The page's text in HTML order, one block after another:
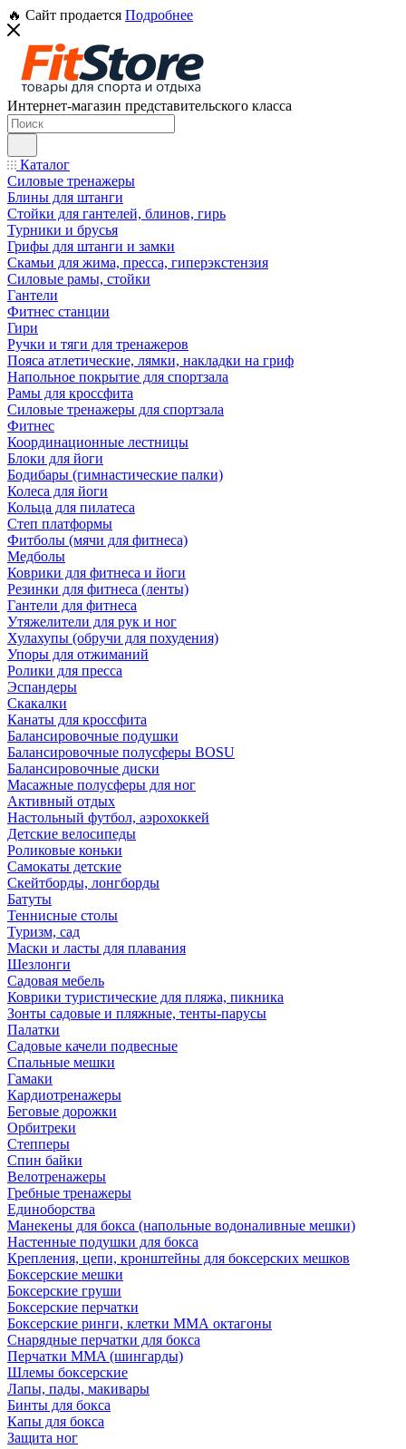
🔥 Сайт продается Подробнее
Интернет-магазин представительского класса
Каталог
Силовые тренажеры
Блины для штанги
Стойки для гантелей, блинов, гирь
Турники и брусья
Грифы для штанги и замки
Скамьи для жима, пресса, гиперэкстензия
Силовые рамы, стойки
Гантели
Фитнес станции
Гири
Ручки и тяги для тренажеров
Пояса атлетические, лямки, накладки на гриф
Напольное покрытие для спортзала
Рамы для кроссфита
Силовые тренажеры для спортзала
Фитнес
Координационные лестницы
Блоки для йоги
Бодибары (гимнастические палки)
Колеса для йоги
Кольца для пилатеса
Степ платформы
Фитболы (мячи для фитнеса)
Медболы
Коврики для фитнеса и йоги
Резинки для фитнеса (ленты)
Гантели для фитнеса
Утяжелители для рук и ног
Хулахупы (обручи для похудения)
Упоры для отжиманий
Ролики для пресса
Эспандеры
Скакалки
Канаты для кроссфита
Балансировочные подушки
Балансировочные полусферы BOSU
Балансировочные диски
Масажные полусферы для ног
Активный отдых
Настольный футбол, аэрохоккей
Детские велосипеды
Роликовые коньки
Самокаты детские
Скейтборды, лонгборды
Батуты
Теннисные столы
Туризм, сад
Маски и ласты для плавания
Шезлонги
Садовая мебель
Коврики туристические для пляжа, пикника
Зонты садовые и пляжные, тенты-парусы
Палатки
Садовые качели подвесные
Спальные мешки
Гамаки
Кардиотренажеры
Беговые дорожки
Орбитреки
Степперы
Спин байки
Велотренажеры
Гребные тренажеры
Единоборства
Манекены для бокса (напольные водоналивные мешки)
Настенные подушки для бокса
Крепления, цепи, кронштейны для боксерских мешков
Боксерские мешки
Боксерские груши
Боксерские перчатки
Боксерские ринги, клетки ММА октагоны
Снарядные перчатки для бокса
Перчатки MMA (шингарды)
Шлемы боксерские
Лапы, пады, макивары
Бинты для бокса
Капы для бокса
Защита ног